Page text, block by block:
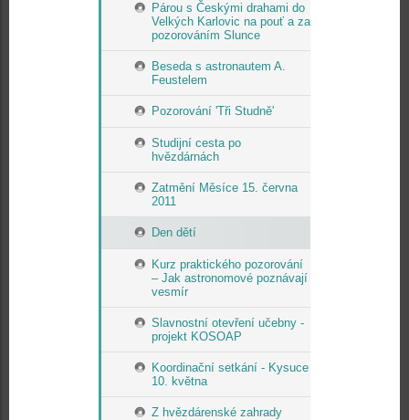
Párou s Českými drahami do
Velkých Karlovic na pouť a za
pozorováním Slunce
Beseda s astronautem A.
Feustelem
Pozorování 'Tři Studně'
Studijní cesta po
hvězdárnách
Zatmění Měsíce 15. června
2011
Den dětí
Kurz praktického pozorování
– Jak astronomové poznávají
vesmír
Slavnostní otevření učebny -
projekt KOSOAP
Koordinační setkání - Kysuce
10. května
Z hvězdárenské zahrady